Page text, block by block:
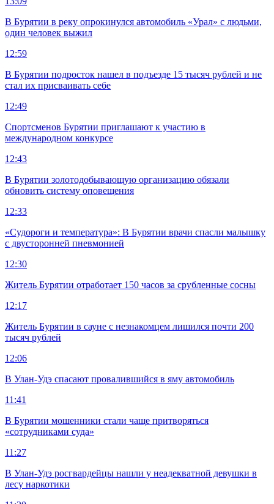
В Бурятии в реку опрокинулся автомобиль «Урал» с людьми,
один человек выжил
12:59
В Бурятии подросток нашел в подъезде 15 тысяч рублей и не
стал их присваивать себе
12:49
Спортсменов Бурятии приглашают к участию в
международном конкурсе
12:43
В Бурятии золотодобывающую организацию обязали
обновить систему оповещения
12:33
«Судороги и температура»: В Бурятии врачи спасли малышку
с двусторонней пневмонией
12:30
Житель Бурятии отработает 150 часов за срубленные сосны
12:17
Житель Бурятии в сауне с незнакомцем лишился почти 200
тысяч рублей
12:06
В Улан-Удэ спасают провалившийся в яму автомобиль
11:41
В Бурятии мошенники стали чаще притворяться
«сотрудниками суда»
11:27
В Улан-Удэ росгвардейцы нашли у неадекватной девушки в
лесу наркотики